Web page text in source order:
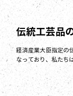
伝統工芸品
経済産業大臣指定の
なっており、私たち